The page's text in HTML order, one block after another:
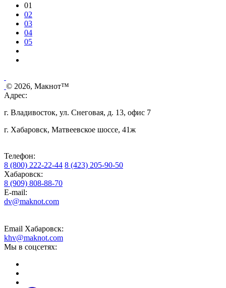
01
02
03
04
05
© 2026, Макнот™
Адрес:
г. Владивосток, ул. Снеговая, д. 13, офис 7
г. Хабаровск, Матвеевское шоссе, 41ж
Телефон:
8 (800) 222-22-44 8 (423) 205-90-50
Хабаровск:
8 (909) 808-88-70
E-mail:
dv@maknot.com
Email Хабаровск:
khv@maknot.com
Мы в соцсетях: